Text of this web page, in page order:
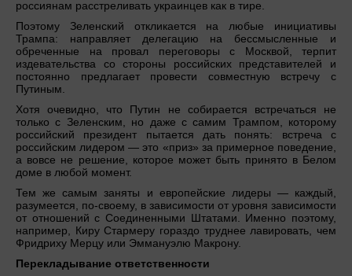
россиянам расстреливать украинцев как в тире.
Поэтому Зеленский откликается на любые инициативы
Трампа: направляет делегацию на бессмысленные и
обреченные на провал переговоры с Москвой, терпит
издевательства со стороны российских представителей и
постоянно предлагает провести совместную встречу с
Путиным.
Хотя очевидно, что Путин не собирается встречаться не
только с Зеленским, но даже с самим Трампом, которому
российский президент пытается дать понять: встреча с
российским лидером — это «приз» за примерное поведение,
а вовсе не решение, которое может быть принято в Белом
доме в любой момент.
Тем же самым заняты и европейские лидеры — каждый,
разумеется, по-своему, в зависимости от уровня зависимости
от отношений с Соединенными Штатами. Именно поэтому,
например, Киру Стармеру гораздо труднее лавировать, чем
Фридриху Мерцу или Эммануэлю Макрону.
Перекладывание ответственности